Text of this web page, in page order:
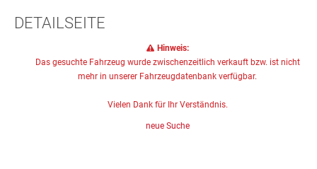
DETAILSEITE
Hinweis:
Das gesuchte Fahrzeug wurde zwischenzeitlich verkauft bzw. ist nicht
mehr in unserer Fahrzeugdatenbank verfügbar.
Vielen Dank für Ihr Verständnis.
neue Suche